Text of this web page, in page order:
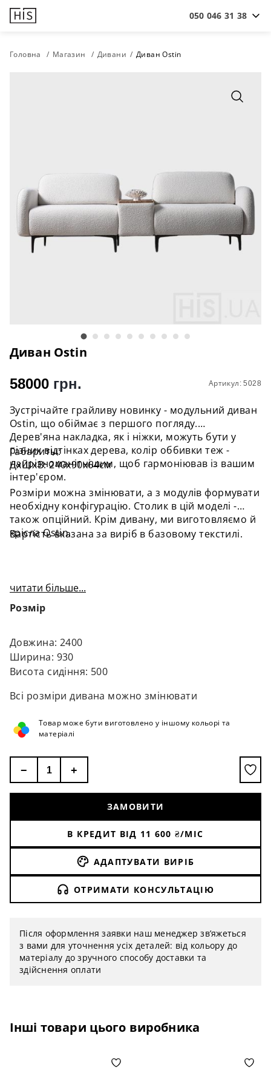
050 046 31 38
Головна Магазин Дивани Диван Ostin
Диван Ostin
Артикул: 5028
58000 грн.
Зустрічайте грайливу новинку - модульний диван
Ostin, що обіймає з першого погляду.
Дерев'яна накладка, як і ніжки, можуть бути у
різних відтінках дерева, колір оббивки теж -
найрізноманітнішим, щоб гармоніював із вашим
інтер'єром.
Габариты:
ДхШхВ: 240х90х64см
Розміри можна змінювати, а з модулів формувати
необхідну конфігурацію. Столик в цій моделі -
також опційний. Крім дивану, ми виготовляємо й
крісла Ostin.
Вартість вказана за виріб в базовому текстилі.
читати більше...
Розмір
Довжина: 2400
Ширина: 930
Висота сидіння: 500
Всі розміри дивана можно змінювати
Товар може бути виготовлено у іншому кольорі та
матеріалі
− +
ЗАМОВИТИ
В КРЕДИТ ВІД 11 600 ₴/МІС
АДАПТУВАТИ ВИРІБ
ОТРИМАТИ КОНСУЛЬТАЦІЮ
Після оформлення заявки наш менеджер зв’яжеться
з вами для уточнення усіх деталей: від кольору до
матеріалу до зручного способу доставки та
здійснення оплати
Інші товари цього виробника